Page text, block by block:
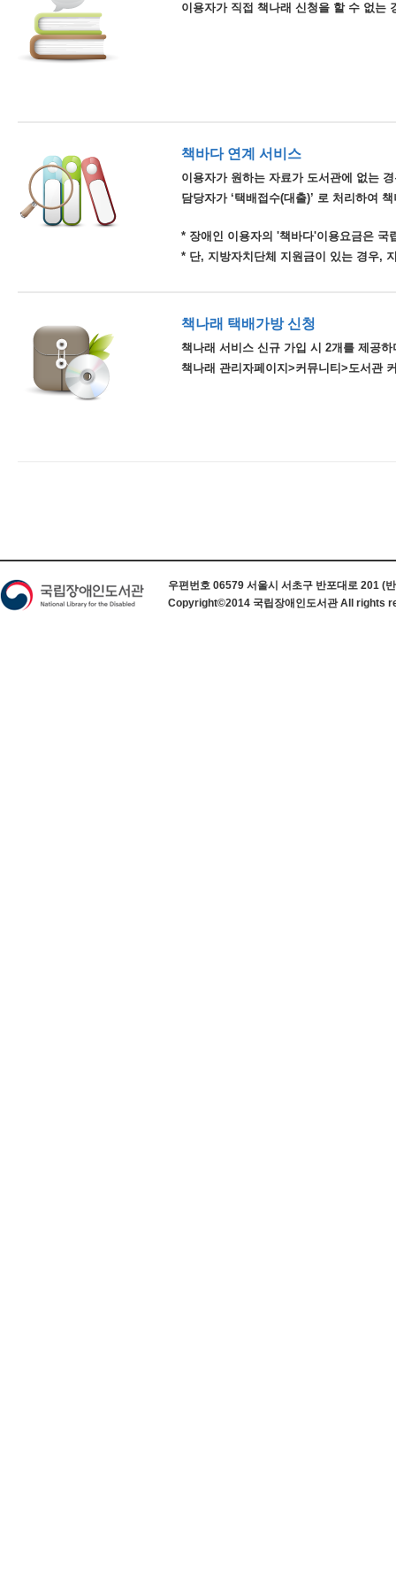
이용자가 직접 책나래 신청을 할 수 없는
책바다 연계 서비스
이용자가 원하는 자료가 도서관에 없는
담당자가 ‘택배접수(대출)’ 로 처리하여
* 장애인 이용자의 '책바다'이용요금은 국
* 단, 지방자치단체 지원금이 있는 경우,
책나래 택배가방 신청
책나래 서비스 신규 가입 시 2개를 제공
책나래 관리자페이지>커뮤니티>도서관
우편번호 06579 서울시 서초구 반포대로 201 (
Copyright©2014 국립장애인도서관 All rights